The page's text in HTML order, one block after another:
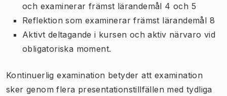
och examinerar främst lärandemål 4 och 5
Reflektion som examinerar främst lärandemål 8
Aktivt deltagande i kursen och aktiv närvaro vid
obligatoriska moment.
Kontinuerlig examination betyder att examination
sker genom flera presentationstillfällen med tydliga